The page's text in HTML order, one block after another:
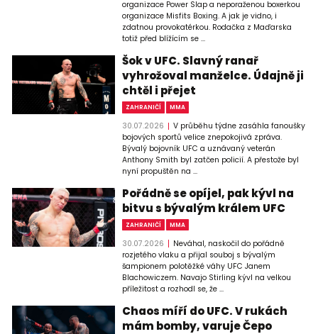
organizace Power Slap a neporaženou boxerkou
organizace Misfits Boxing. A jak je vidno, i
zdatnou provokatérkou. Rodačka z Maďarska
totiž před blížícím se ...
Šok v UFC. Slavný ranař
vyhrožoval manželce. Údajně ji
chtěl i přejet
ZAHRANIČÍ MMA
30.07.2026
V průběhu týdne zasáhla fanoušky
bojových sportů velice znepokojivá zpráva.
Bývalý bojovník UFC a uznávaný veterán
Anthony Smith byl zatčen policií. A přestože byl
nyní propuštěn na ...
Pořádně se opíjel, pak kývl na
bitvu s bývalým králem UFC
ZAHRANIČÍ MMA
30.07.2026
Neváhal, naskočil do pořádně
rozjetého vlaku a přijal souboj s bývalým
šampionem polotěžké váhy UFC Janem
Blachowiczem. Navajo Stirling kývl na velkou
příležitost a rozhodl se, že ...
Chaos míří do UFC. V rukách
mám bomby, varuje Čepo